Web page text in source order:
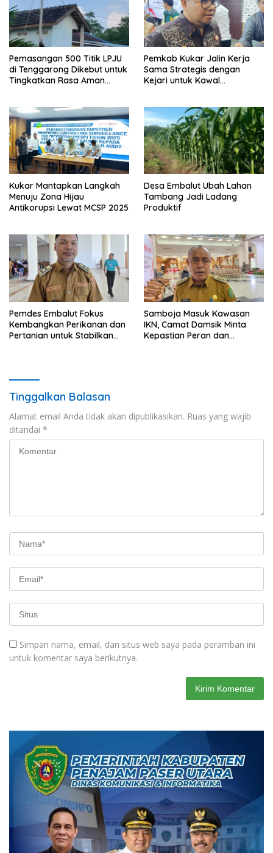
Pemasangan 500 Titik LPJU
di Tenggarong Dikebut untuk
Tingkatkan Rasa Aman
Pemkab Kukar Jalin Kerja
Sama Strategis dengan
Kejari untuk Kawal
Kukar Mantapkan Langkah
Menuju Zona Hijau
Antikorupsi Lewat MCSP 2025
Desa Embalut Ubah Lahan
Tambang Jadi Ladang
Produktif
Pemdes Embalut Fokus
Kembangkan Perikanan dan
Pertanian untuk Stabilkan
Samboja Masuk Kawasan
IKN, Camat Damsik Minta
Kepastian Peran dan
Tinggalkan Balasan
Alamat email Anda tidak akan dipublikasikan. Ruas yang wajib
ditandai *
Simpan nama, email, dan situs web saya pada peramban ini
untuk komentar saya berikutnya.